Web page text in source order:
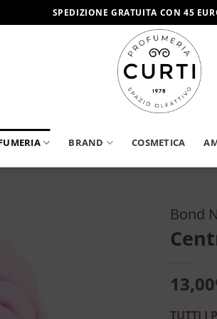
SPEDIZIONE GRATUITA CON 45
BRAND COSMETICA
Bond
13,00
TUTTI I